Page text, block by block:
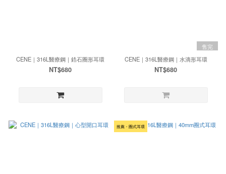
CENE｜316L醫療鋼｜鋯石圈形耳環
NT$680
售完
CENE｜316L醫療鋼｜水滴形耳環
NT$680
推薦・圈式耳環